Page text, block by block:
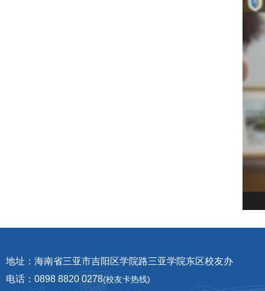
地址：海南省三亚市吉阳区学院路三亚学院东区校友办
电话：0898 8820 0278(校友卡热线)